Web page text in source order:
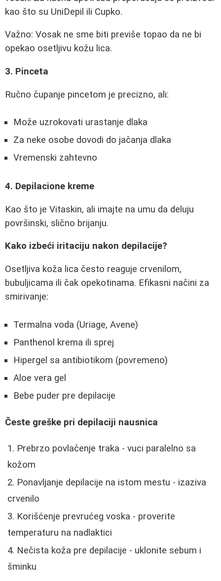
kao što su UniDepil ili Cupko.
Važno: Vosak ne sme biti previše topao da ne bi
opekao osetljivu kožu lica.
3. Pinceta
Ručno čupanje pincetom je precizno, ali:
Može uzrokovati urastanje dlaka
Za neke osobe dovodi do jačanja dlaka
Vremenski zahtevno
4. Depilacione kreme
Kao što je Vitaskin, ali imajte na umu da deluju
površinski, slično brijanju.
Kako izbeći iritaciju nakon depilacije?
Osetljiva koža lica često reaguje crvenilom,
bubuljicama ili čak opekotinama. Efikasni načini za
smirivanje:
Termalna voda (Uriage, Avene)
Panthenol krema ili sprej
Hipergel sa antibiotikom (povremeno)
Aloe vera gel
Bebe puder pre depilacije
Česte greške pri depilaciji nausnica
Prebrzo povlačenje traka - vuci paralelno sa
kožom
Ponavljanje depilacije na istom mestu - izaziva
crvenilo
Korišćenje prevrućeg voska - proverite
temperaturu na nadlaktici
Nečista koža pre depilacije - uklonite sebum i
šminku